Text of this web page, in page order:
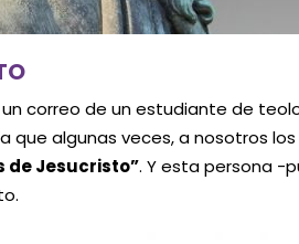
correo de un estudiante de
que algunas veces, a nosotros
de Jesucristo”. Y esta persona -